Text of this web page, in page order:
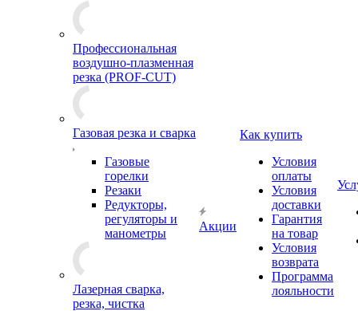
Профессиональная
воздушно-плазменная
резка (PROF-CUT)
Газовая резка и сварка
Газовые
горелки
Резаки
Редукторы,
регуляторы и
манометры
Лазерная сварка,
резка, чистка
Акции
Как купить
Условия
оплаты
Условия
доставки
Гарантия
на товар
Условия
возврата
Программа
лояльности